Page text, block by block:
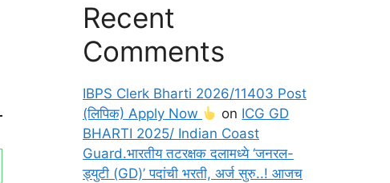
Recent
Comments
IBPS Clerk Bharti 2026/11403 Post
(लिपिक) Apply Now
on ICG GD
BHARTI 2025/ Indian Coast
Guard.भारतीय तटरक्षक दलामध्ये ‘जनरल-
ड्युटी (GD)’ पदांची भरती, अर्ज सुरु..! आजच